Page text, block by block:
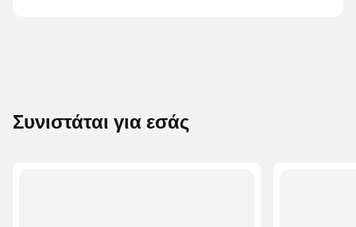
Συνιστάται για εσάς